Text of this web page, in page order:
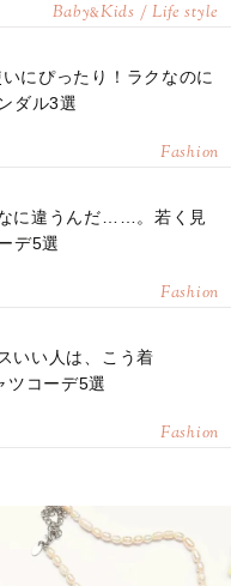
Baby&Kids / Life style
にぴったり！ラクなのに
ダル3選
Fashion
に違うんだ……。若く見
デ5選
Fashion
いい人は、こう着
コーデ5選
Fashion